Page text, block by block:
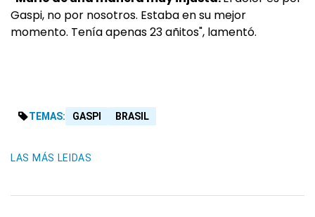
Gaspi, no por nosotros. Estaba en su mejor
momento. Tenía apenas 23 añitos", lamentó.
TEMAS: GASPI BRASIL
LAS MÁS LEIDAS